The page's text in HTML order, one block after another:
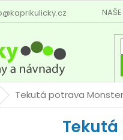
Tekutá potrava